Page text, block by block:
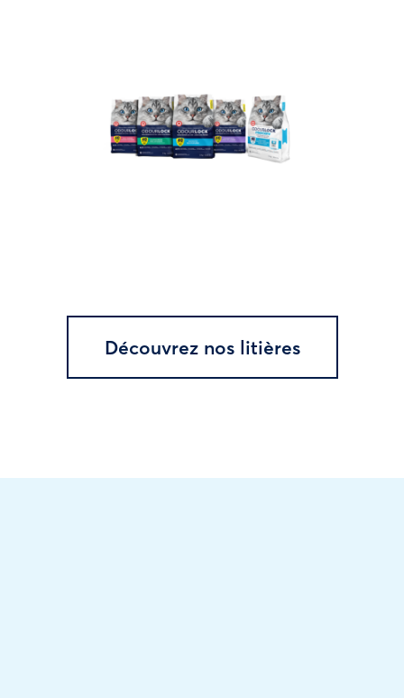
Découvrez nos litières